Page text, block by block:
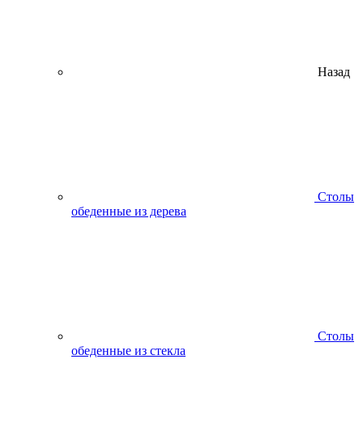
Назад
Столы
обеденные из дерева
Столы
обеденные из стекла